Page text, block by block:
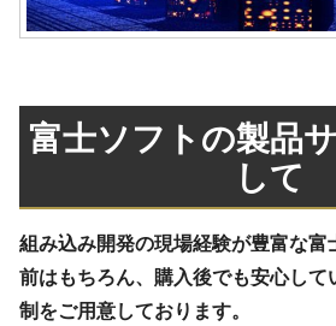
富士ソフトの製品
して
組み込み開発の現場経験が豊富な富
前はもちろん、購入後でも安心し
制をご用意しております。